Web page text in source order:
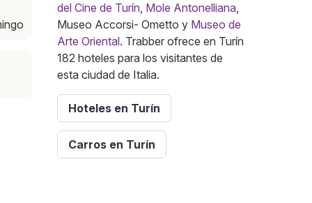
del Cine de Turín, Mole Antonelliana,
Museo Accorsi- Ometto y Museo de
Arte Oriental. Trabber ofrece en Turín
182 hoteles para los visitantes de
esta ciudad de Italia.
Hoteles en Turín
Carros en Turín